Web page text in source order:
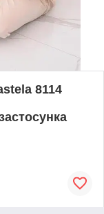
8114